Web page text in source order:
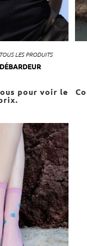
TOUS LES PRODUITS
pour voir le